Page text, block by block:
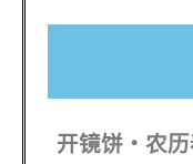
开镜饼・农